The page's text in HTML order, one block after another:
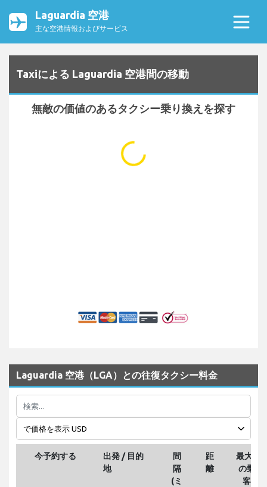
Laguardia 空港
主な空港情報およびサービス
Taxiによる Laguardia 空港間の移動
無敵の価値のあるタクシー乗り換えを探す
...
Laguardia 空港（LGA）との往復タクシー料金
今予約する
出発 / 目的
地
間
隔
(ミ
距
離
最大3
の乗
客